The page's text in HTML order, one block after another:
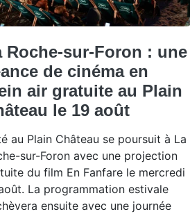
Roche-sur-Foron : une
de cinéma en
air gratuite au Plain
le 19 août
au Plain Château se poursuit à La
sur-Foron avec une projection
du film En Fanfare le mercredi
La programmation estivale
ensuite avec une journée